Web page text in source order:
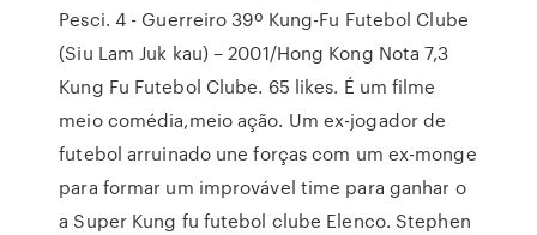
Pesci. 4 - Guerreiro 39º Kung-Fu Futebol Clube
(Siu Lam Juk kau) – 2001/Hong Kong Nota 7,3
Kung Fu Futebol Clube. 65 likes. É um filme
meio comédia,meio ação. Um ex-jogador de
futebol arruinado une forças com um ex-monge
para formar um improvável time para ganhar o
a Super Kung fu futebol clube Elenco. Stephen